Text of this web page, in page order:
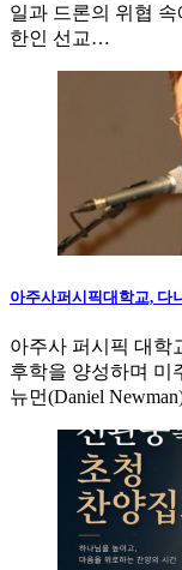
일과 드론의 위협
한인 선교…
아주사퍼시픽대학교, 다
아주사 퍼시픽 대학
후학을 양성하며 미
뉴먼(Daniel